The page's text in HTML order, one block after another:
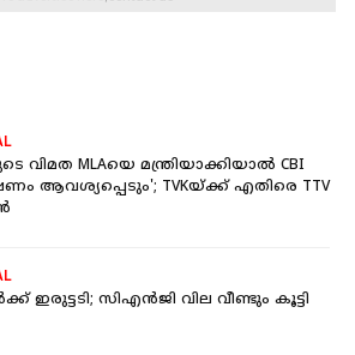
വിമത MLAയെ മന്ത്രിയാക്കിയാൽ CBI
ആവശ്യപ്പെടും'; TVKയ്ക്ക് എതിരെ TTV
ഇരുട്ടടി; സിഎന്‍ജി വില വീണ്ടും കൂട്ടി